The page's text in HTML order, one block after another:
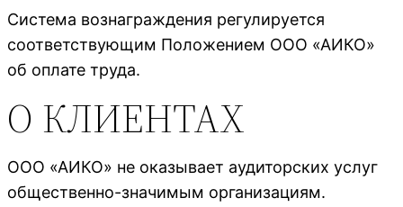
Система вознаграждения регулируется
соответствующим Положением ООО «АИКО»
об оплате труда.
О КЛИЕНТАХ
ООО «АИКО» не оказывает аудиторских услуг
общественно-значимым организациям.